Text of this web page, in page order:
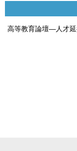
高等教育論壇—人才